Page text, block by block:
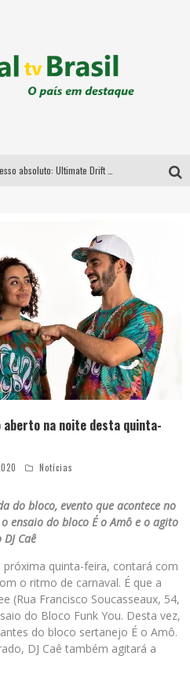
Chega de mistério! Baianas Ozadas lança tema do carnaval de 2026 nesta terça-feira
Em abril, Boulevard Shopping BH realiza sorteio de TVs 4K
aberto na noite desta quinta-
Notícias
do bloco, evento que acontece no
ensaio do bloco É o Amô e o agito
DJ Caê
quinta-feira, contará com
o ritmo de carnaval. É que a
(Rua Francisco Soucasseaux, 54,
do Bloco Funk You. Desta vez,
do bloco sertanejo É o Amô.
DJ Caê também agitará a